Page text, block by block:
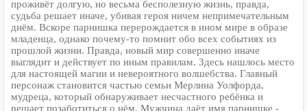
проживёт долгую, но весьма бесполезную жизнь, правда,
судьба решает иначе, убивая героя ничем непримечательным
днём. Вскоре парнишка перерождается в ином мире в образе
младенца, однако почему-то помнит обо всех событиях из
прошлой жизни. Правда, новый мир совершенно иначе
выглядит и действует по иным правилам. Здесь нашлось место
для настоящей магии и невероятного волшебства. Главный
персонаж становится частью семьи Мерлина Уолфорда,
мудреца, который обнаруживает несчастного ребёнка и
решает позаботиться о нём. Мужчина даёт имя парнишке -